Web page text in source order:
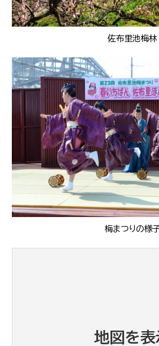
佐布里池梅林
梅まつりの様
地図を表